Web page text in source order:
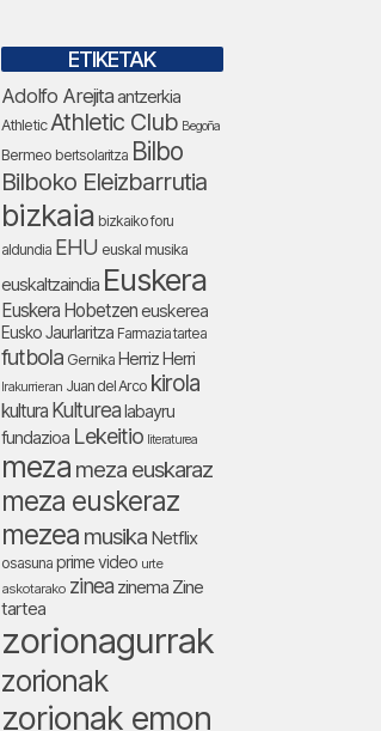
ETIKETAK
Adolfo Arejitaantzerkia
Athletic Athletic Club Begoña
Bermeo bertsolaritza Bilbo
Bilboko Eleizbarrutia
bizkaia bizkaiko foru
aldundia EHU euskal musika
euskaltzaindia Euskera
Euskera Hobetzeneuskerea
Eusko Jaurlaritza Farmazia tartea
futbola Gernika Herriz Herri
Irakurrieran Juan del Arco kirola
kultura Kulturealabayru
fundazioa Lekeitio literaturea
meza meza euskaraz
meza euskeraz
mezea musika Netflix
osasuna prime video urte
askotarako zinea zinema Zine
tartea
zorionagurrak
zorionak
zorionak emon